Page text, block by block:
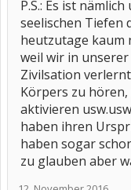
P.S.: Es ist
seelischen Tiefen
heutzutage kaum
weil wir in
Zivilsation
Körpers zu
aktivieren
haben ihren
haben sogar
zu glauben aber